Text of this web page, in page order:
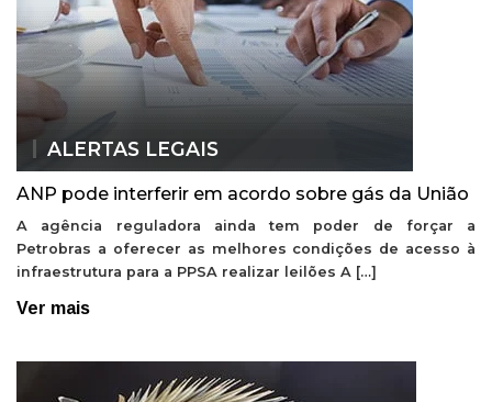
ALERTAS LEGAIS
ANP pode interferir em acordo sobre gás da União
A agência reguladora ainda tem poder de forçar a
Petrobras a oferecer as melhores condições de acesso à
infraestrutura para a PPSA realizar leilões A […]
Ver mais